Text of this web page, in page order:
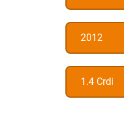
2012
1.4 Crdi